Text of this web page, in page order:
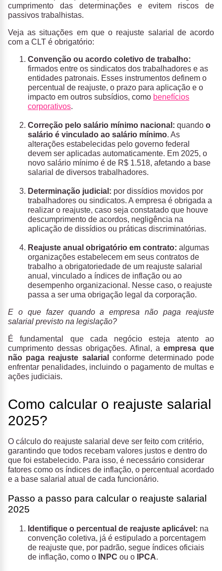
cumprimento das determinações e evitem riscos de
passivos trabalhistas.
Veja as situações em que o reajuste salarial de acordo
com a CLT é obrigatório:
Convenção ou acordo coletivo de trabalho:
firmados entre os sindicatos dos trabalhadores e as
entidades patronais. Esses instrumentos definem o
percentual de reajuste, o prazo para aplicação e o
impacto em outros subsídios, como benefícios
corporativos.
Correção pelo salário mínimo nacional: quando o
salário é vinculado ao salário mínimo. As
alterações estabelecidas pelo governo federal
devem ser aplicadas automaticamente. Em 2025, o
novo salário mínimo é de R$ 1.518, afetando a base
salarial de diversos trabalhadores.
Determinação judicial: por dissídios movidos por
trabalhadores ou sindicatos. A empresa é obrigada a
realizar o reajuste, caso seja constatado que houve
descumprimento de acordos, negligência na
aplicação de dissídios ou práticas discriminatórias.
Reajuste anual obrigatório em contrato: algumas
organizações estabelecem em seus contratos de
trabalho a obrigatoriedade de um reajuste salarial
anual, vinculado a índices de inflação ou ao
desempenho organizacional. Nesse caso, o reajuste
passa a ser uma obrigação legal da corporação.
E o que fazer quando a empresa não paga reajuste
salarial previsto na legislação?
É fundamental que cada negócio esteja atento ao
cumprimento dessas obrigações. Afinal, a empresa que
não paga reajuste salarial
conforme determinado pode
enfrentar penalidades, incluindo o pagamento de multas e
ações judiciais.
Como calcular o reajuste salarial
2025?
O cálculo do reajuste salarial deve ser feito com critério,
garantindo que todos recebam valores justos e dentro do
que foi estabelecido. Para isso, é necessário considerar
fatores como os índices de inflação, o percentual acordado
e a base salarial atual de cada funcionário.
Passo a passo para calcular o reajuste salarial
2025
Identifique o percentual de reajuste aplicável: na
convenção coletiva, já é estipulado a porcentagem
de reajuste que, por padrão, segue índices oficiais
de inflação, como o
INPC ou o IPCA.